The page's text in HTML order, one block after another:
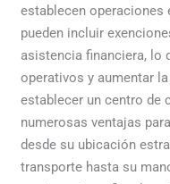
establecen operaciones
pueden incluir
asistencia financiera, lo
operativos y aumentar
establecer un centro de
numerosas ventajas
desde su ubicación
transporte hasta su